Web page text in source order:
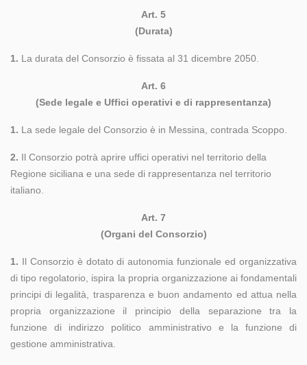
Art. 5
(Durata)
1. La durata del Consorzio è fissata al 31 dicembre 2050.
Art. 6
(Sede legale e Uffici operativi e di rappresentanza)
1. La sede legale del Consorzio è in Messina, contrada Scoppo.
2. Il Consorzio potrà aprire uffici operativi nel territorio della
Regione siciliana e una sede di rappresentanza nel territorio
italiano.
Art. 7
(Organi del Consorzio)
1. Il Consorzio è dotato di autonomia funzionale ed organizzativa
di tipo regolatorio, ispira la propria organizzazione ai fondamentali
principi di legalità, trasparenza e buon andamento ed attua nella
propria organizzazione il principio della separazione tra la
funzione di indirizzo politico amministrativo e la funzione di
gestione amministrativa.